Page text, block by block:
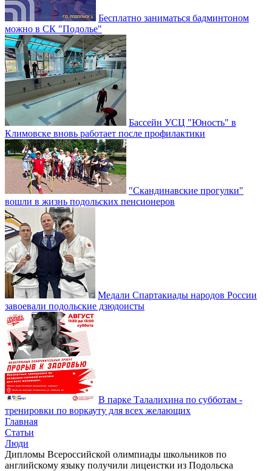
Бесплатно заниматься бадминтоном
можно в СК "Подолье"
Бассейн УСЦ "Юность" в
Климовске вновь работает после профилактики
"Скандинавские прогулки"
вошли в жизнь подольских пенсионеров
Медали Спартакиады народов России
завоевали подольские дзюдоисты
В парке Талалихина по субботам -
тренировки по воркауту для всех желающих
Главная
Статьи
Люди
Дипломы Всероссийской олимпиады школьников по
английскому языку получили лицеистки из Подольска